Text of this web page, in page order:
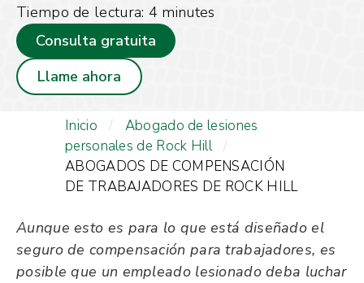
Tiempo de lectura: 4 minutes
Consulta gratuita
Llame ahora
Inicio /
Abogado de lesiones
personales de Rock Hill
/
ABOGADOS DE COMPENSACIÓN
DE TRABAJADORES DE ROCK HILL
Aunque esto es para lo que está diseñado el
seguro de compensación para trabajadores, es
posible que un empleado lesionado deba luchar